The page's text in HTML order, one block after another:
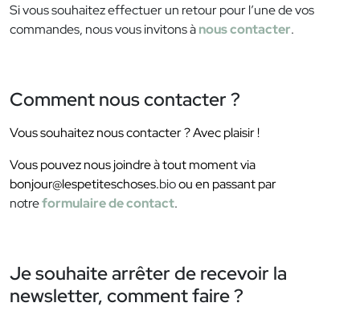
Si vous souhaitez effectuer un retour pour l’une de vos
commandes, nous vous invitons ànous contacter.
Comment nous contacter ?
Vous souhaitez nous contacter ? Avec plaisir !
Vous pouvez nous joindre à tout moment via
bonjour@lespetiteschoses.bioou en passant par
notreformulaire de contact.
Je souhaite arrêter de recevoir la
newsletter, comment faire ?